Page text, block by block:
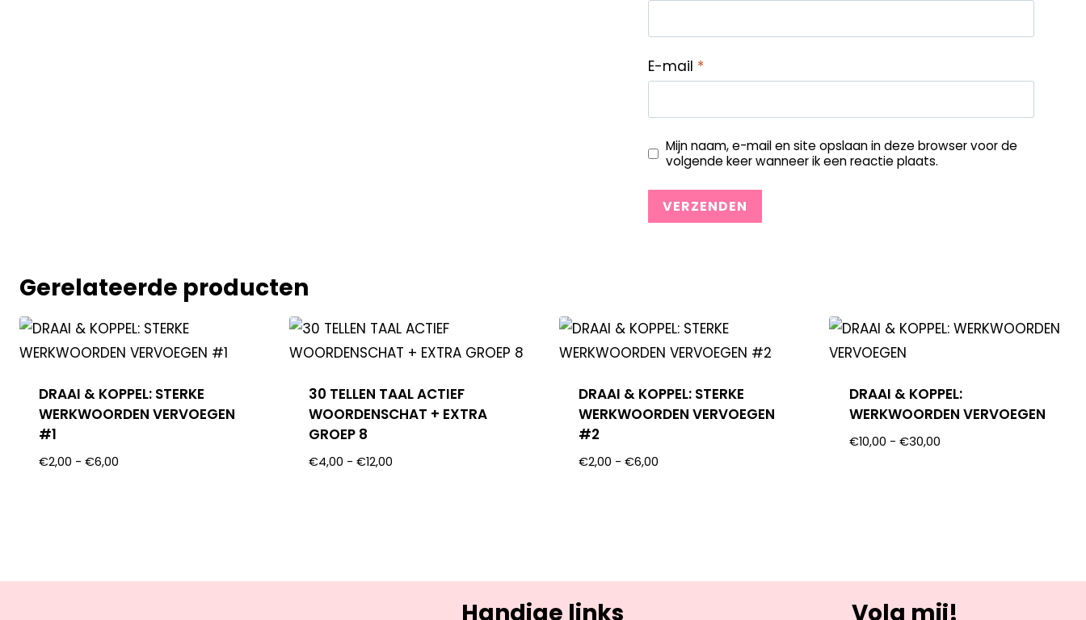
E-mail *
Mijn naam, e-mail en site opslaan in deze browser voor de
volgende keer wanneer ik een reactie plaats.
Gerelateerde producten
DRAAI & KOPPEL: STERKE
WERKWOORDEN VERVOEGEN
#1
€2,00 - €6,00
30 TELLEN TAAL ACTIEF
WOORDENSCHAT + EXTRA
GROEP 8
€4,00 - €12,00
DRAAI & KOPPEL: STERKE
WERKWOORDEN VERVOEGEN
#2
€2,00 - €6,00
DRAAI & KOPPEL:
WERKWOORDEN VERVOEGEN
€10,00 - €30,00
Handige links Volg mij!